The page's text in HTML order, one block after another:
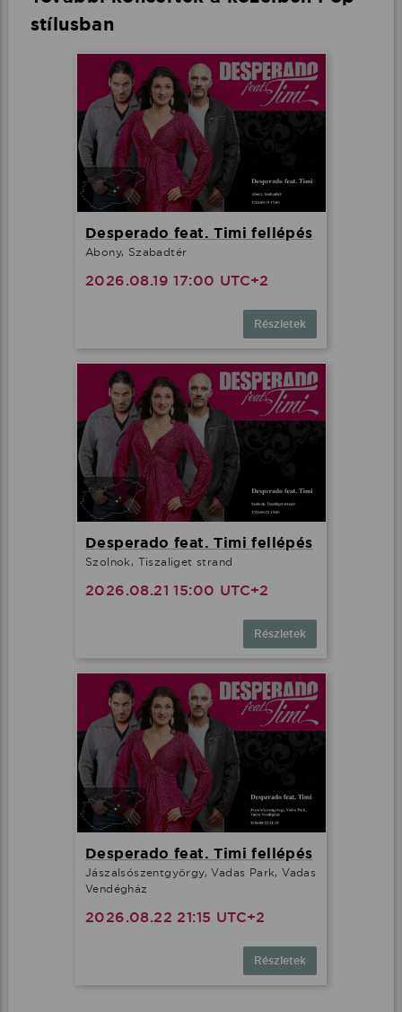
stílusban
Desperado feat. Timi fellépés
Abony, Szabadtér
2026.08.19 17:00 UTC+2
Részletek
Desperado feat. Timi fellépés
Szolnok, Tiszaliget strand
2026.08.21 15:00 UTC+2
Részletek
Desperado feat. Timi fellépés
Jászalsószentgyörgy, Vadas Park, Vadas
Vendégház
2026.08.22 21:15 UTC+2
Részletek